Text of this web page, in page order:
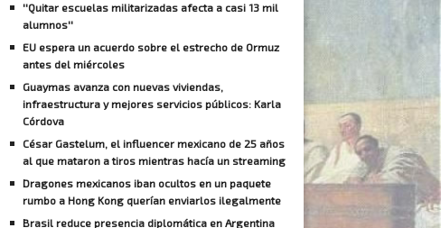
''Quitar escuelas militarizadas afecta a casi 13 mil
alumnos''
EU espera un acuerdo sobre el estrecho de Ormuz
antes del miércoles
Guaymas avanza con nuevas viviendas,
infraestructura y mejores servicios públicos: Karla
Córdova
César Gastelum, el influencer mexicano de 25 años
al que mataron a tiros mientras hacía un streaming
Dragones mexicanos iban ocultos en un paquete
rumbo a Hong Kong querían enviarlos ilegalmente
Brasil reduce presencia diplomática en Argentina